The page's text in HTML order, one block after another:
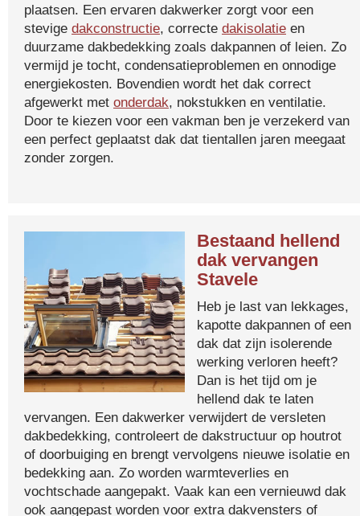
plaatsen. Een ervaren dakwerker zorgt voor een
stevige dakconstructie, correcte dakisolatie en
duurzame dakbedekking zoals dakpannen of leien. Zo
vermijd je tocht, condensatieproblemen en onnodige
energiekosten. Bovendien wordt het dak correct
afgewerkt met onderdak, nokstukken en ventilatie.
Door te kiezen voor een vakman ben je verzekerd van
een perfect geplaatst dak dat tientallen jaren meegaat
zonder zorgen.
Bestaand hellend
dak vervangen
Stavele
Heb je last van lekkages,
kapotte dakpannen of een
dak dat zijn isolerende
werking verloren heeft?
Dan is het tijd om je
hellend dak te laten
vervangen. Een dakwerker verwijdert de versleten
dakbedekking, controleert de dakstructuur op houtrot
of doorbuiging en brengt vervolgens nieuwe isolatie en
bedekking aan. Zo worden warmteverlies en
vochtschade aangepakt. Vaak kan een vernieuwd dak
ook aangepast worden voor extra dakvensters of